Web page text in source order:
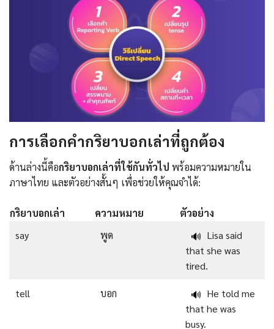
การเลือกคำกริยาบอกเล่าที่ถูกต้อง
ด้านล่างนี้คือกริยาบอกเล่าที่ใช้กันทั่วไป พร้อมความหมายใน
ภาษาไทย และตัวอย่างสั้นๆ เพื่อช่วยให้คุณจำได้:
กริยาบอกเล่า ความหมาย
ตัวอย่าง
say
พูด 🔊 Lisa said
that she was
tired.
tell บอก 🔊 He told me
that he was
busy.